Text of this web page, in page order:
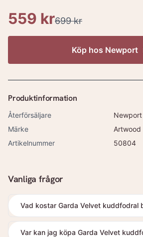
559 kr699 kr
Köp hos Newport
Produktinformation
Återförsäljare
Newport
Märke
Artwood
Artikelnummer
50804
Vanliga frågor
Vad kostar Garda Velvet kuddfodral
Var kan jag köpa Garda Velvet